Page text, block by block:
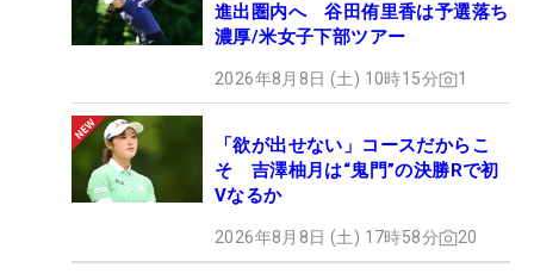
進出圏内へ 谷田侑里香は予選落ち
濃厚/米女子下部ツアー
2026年8月8日 (土) 10時15分 1
「欲が出せない」コースだからこ
そ 吉澤柚月は“鬼門”の決勝Rで初
Vなるか
2026年8月8日 (土) 17時58分 20